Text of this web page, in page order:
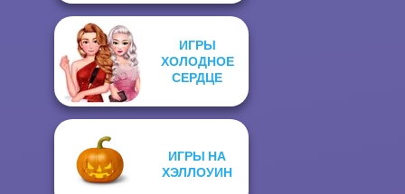
ИГРЫ
ХОЛОДНОЕ
СЕРДЦЕ
ИГРЫ НА
ХЭЛЛОУИН